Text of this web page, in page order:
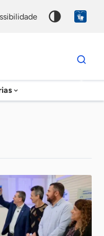
Dados
para
chave